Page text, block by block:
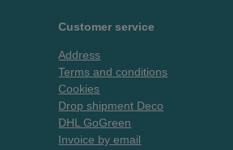
Customer service
Address
Terms and conditions
Cookies
Drop shipment Deco
DHL GoGreen
Invoice by email